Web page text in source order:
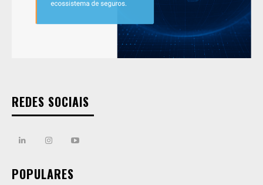
REDES SOCIAIS
POPULARES